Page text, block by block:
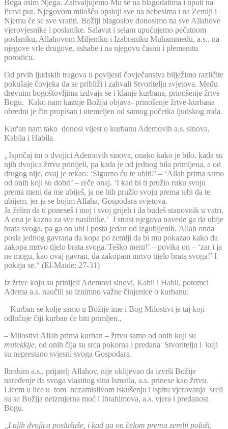
Boga osim Njega. Zahvaljujemo Mu se na blagodatima i uputi na
Pravi put. Njegovom milošću opstoji sve na nebesima i na Zemlji i
Njemu će se sve vratiti. Božiji blagoslov donosimo na sve Allahove
vjerovjesnike i poslanike. Salavat i selam upućujemo pečatnom
poslaniku, Allahovom Miljeniku i Izabraniku Muhammedu, a.s., na
njegove vrle drugove, ashabe i na njegovu časnu i plemenitu
porodicu.
Od prvih ljudskih tragova u povijesti čovječanstva bilježimo različite
pokušaje čovjeka da se približi i zahvali Stvoritelju svjetova. Među
drevnim bogoštovljima izdvaja se i klanje kurbana, prinošenje žrtve
Bogu. Kako nam kazuje Božija objava- prinošenje žrtve-kurbana
obredni je čin propisan i utemeljen od samog početka ljudskog roda.
Kur'an nam tako donosi vijest o kurbanu Ademovih a.s. sinova,
Kabila i Habila.
Ispričaj im o dvojici Ademovih sinova, onako kako je bilo, kada su
njih dvojica žrtvu prinijeli, pa kada je od jednog bila primljena, a od
drugog nije, ovaj je rekao: ‘Sigurno ću te ubiti!’ – ‘Allah prima samo
od onih koji su dobri’ – reče onaj. ‘I kad bi ti pružio ruku svoju
prema meni da me ubiješ, ja ne bih pružio svoju prema tebi da te
ubijem, jer ja se bojim Allaha, Gospodara svjetova.
Ja želim da ti poneseš i moj i svoj grijeh i da budeš stanovnik u vatri.
A ona je kazna za sve nasilnike.’ I strast njegova navede ga da ubije
brata svoga, pa ga on ubi i posta jedan od izgubljenih. Allah onda
posla jednog gavrana da kopa po zemlji da bi mu pokazao kako da
zakopa mrtvo tijelo brata svoga.'Teško meni!’ – povika on – ‘zar i ja
ne mogu, kao ovaj gavran, da zakopam mrtvo tijelo brata svoga!’ I
pokaja se.“ (El-Maide: 27-31)
Iz žrtve koju su prinijeli Ademovi sinovi, Kabil i Habil, potomci
Adema a.s. naučili su iznimno važne činjenice o kurbanu:
– Kurban se kolje samo u Božije ime i Bog Milostivi je taj koji
odlučuje čiji kurban će biti primljen.,
– Milostivi Allah prima kurban – žrtvu samo od onih koji su
mutekkije, od onih čija su srca pokorna i predana Stvoritelju i koji
su neprestano svjesni svoga Gospodara.
Ibrahim a.s., prijatelj Allahov, nije oklijevao da izvrši Božije
naređenje da svoga vlastitog sina Ismaila, a.s. prinese kao žrtvu.
Licem u lice u tom nezamislivom iskušenju i ispitu vjerovanja sreli
su se Božija neizmjerna moć i Ibrahimova, a.s. vjera i predanost
Bogu.
,,I njih dvojica poslušaše, i kad ga on čelom prema zemlji položi,